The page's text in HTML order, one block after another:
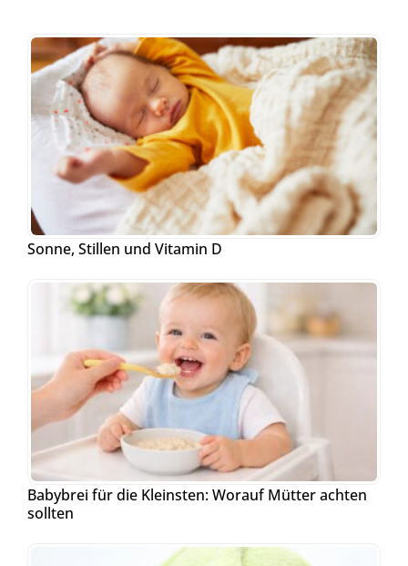
Sonne, Stillen und Vitamin D
Babybrei für die Kleinsten: Worauf Mütter achten
sollten